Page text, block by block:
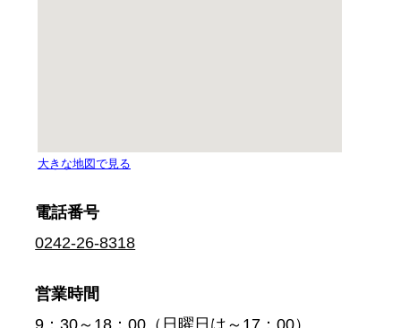
電話番号
0242-26-8318
営業時間
9：30～18：00（日曜日は～17：00）